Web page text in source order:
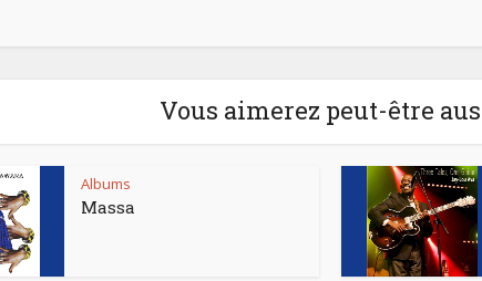
Vous aimerez peut-être
Albums
Massa